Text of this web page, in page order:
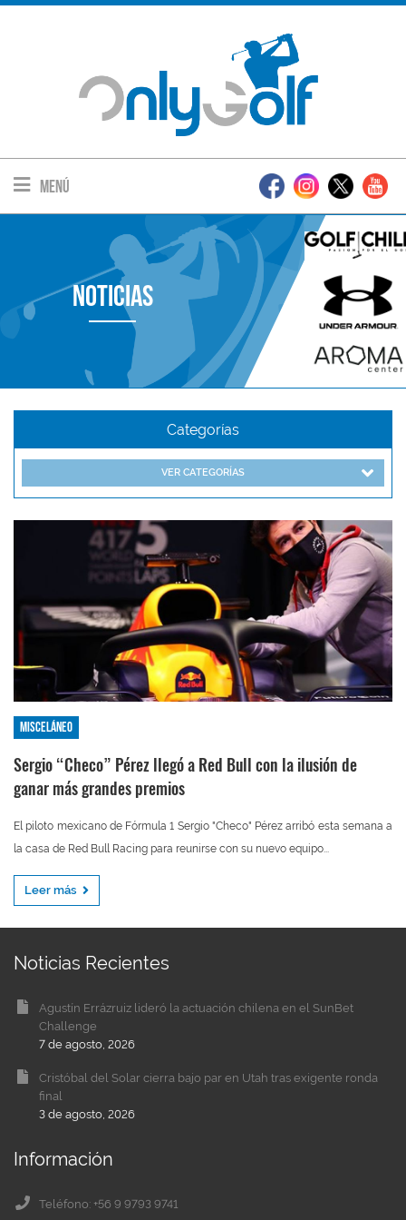
Menú
Noticias
Categorías
VER CATEGORÍAS
Misceláneo
Sergio “Checo” Pérez llegó a Red Bull con la ilusión de
ganar más grandes premios
El piloto mexicano de Fórmula 1 Sergio "Checo" Pérez arribó esta semana a
la casa de Red Bull Racing para reunirse con su nuevo equipo...
Leer más
Noticias Recientes
Agustín Errázruiz lideró la actuación chilena en el SunBet
Challenge
7 de agosto, 2026
Cristóbal del Solar cierra bajo par en Utah tras exigente ronda
final
3 de agosto, 2026
Información
Teléfono: +56 9 9793 9741